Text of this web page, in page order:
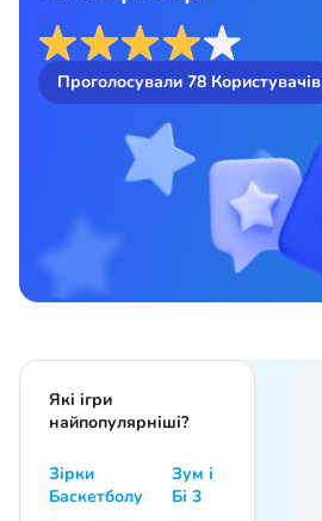
Проголосували 78Користувачів
Які ігри
найпопулярніші?
Зірки
Баскетболу
Зум і
Бі 3